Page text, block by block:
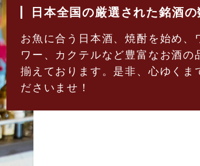
日本全国の厳選された銘酒の
お魚に合う日本酒、焼酎を始め、
ワー、カクテルなど豊富なお酒の
揃えております。是非、心ゆくま
ださいませ！